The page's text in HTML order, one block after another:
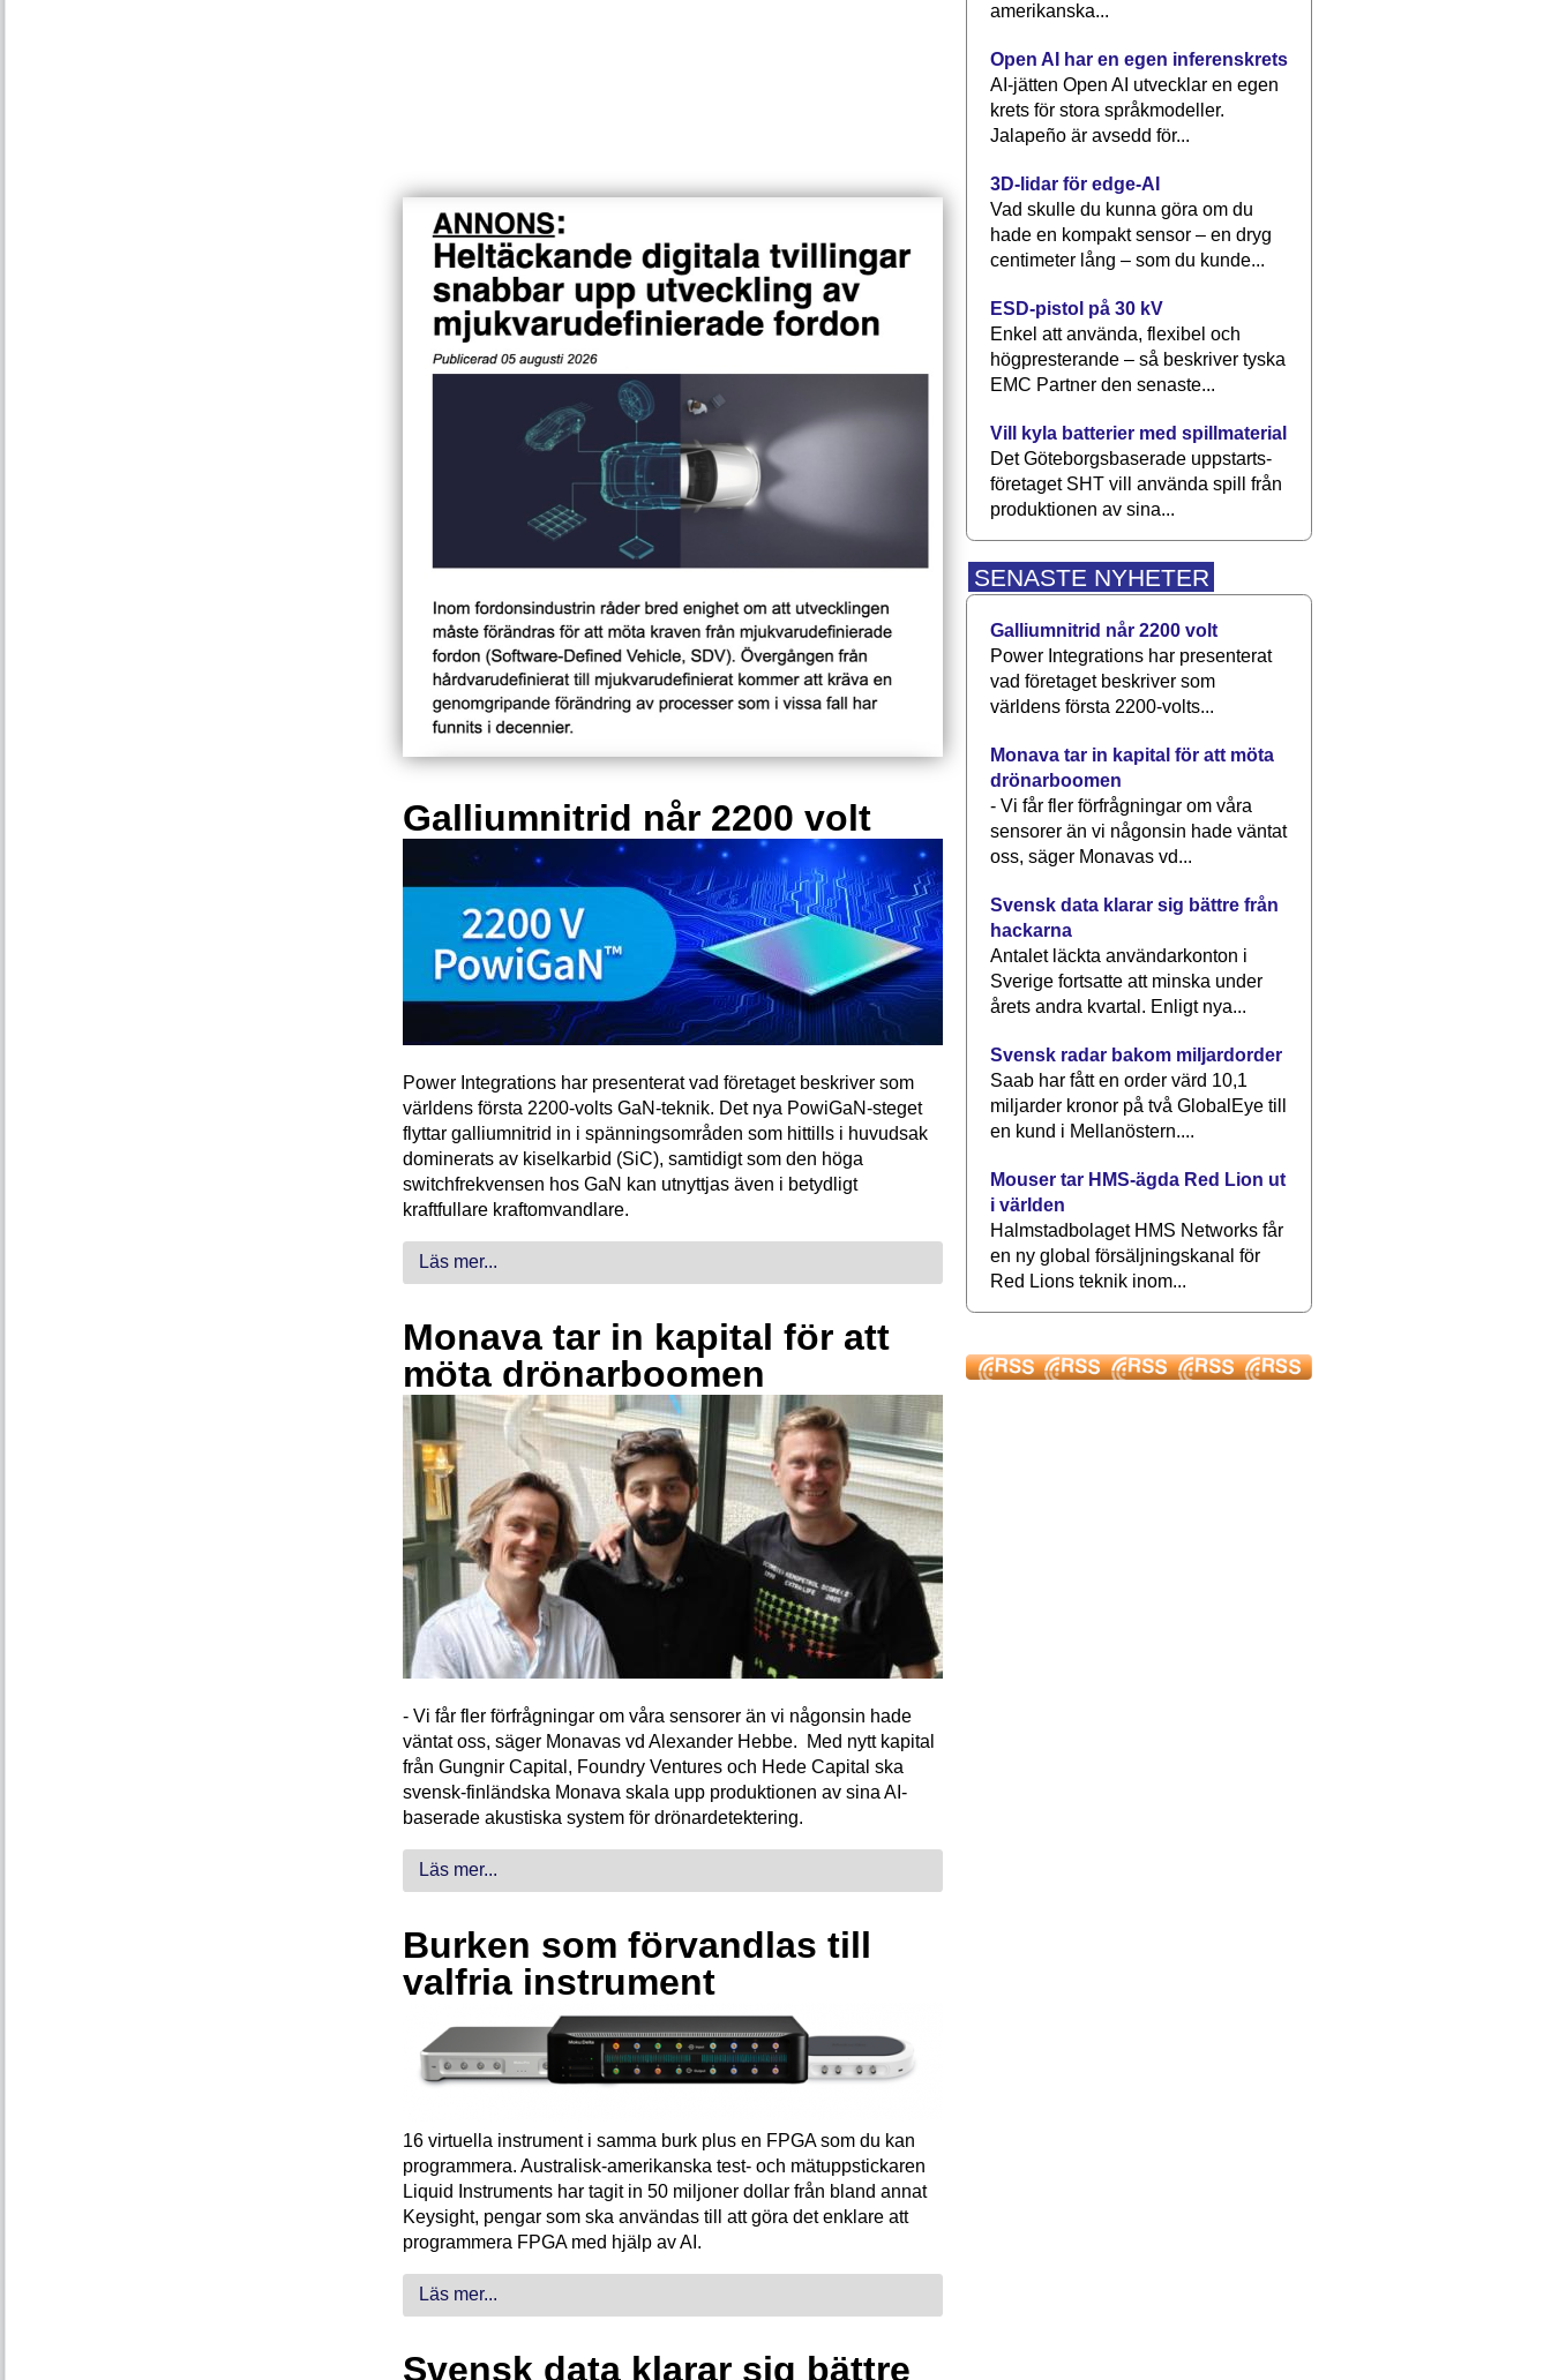
Galliumnitrid når 2200 volt
Power Integrations har presenterat vad företaget beskriver som
världens första 2200-volts GaN-teknik. Det nya PowiGaN-steget
flyttar galliumnitrid in i spänningsområden som hittills i huvudsak
dominerats av kiselkarbid (SiC), samtidigt som den höga
switchfrekvensen hos GaN kan utnyttjas även i betydligt
kraftfullare kraftomvandlare.
Läs mer...
Monava tar in kapital för att
möta drönarboomen
- Vi får fler förfrågningar om våra sensorer än vi någonsin hade
väntat oss, säger Monavas vd Alexander Hebbe. Med nytt kapital
från Gungnir Capital, Foundry Ventures och Hede Capital ska
svensk-finländska Monava skala upp produktionen av sina AI-
baserade akustiska system för drönardetektering.
Läs mer...
Burken som förvandlas till
valfria instrument
16 virtuella instrument i samma burk plus en FPGA som du kan
programmera. Australisk-amerikanska test- och mätuppstickaren
Liquid Instruments har tagit in 50 miljoner dollar från bland annat
Keysight, pengar som ska användas till att göra det enklare att
programmera FPGA med hjälp av AI.
Läs mer...
Svensk data klarar sig bättre
amerikanska...
Open AI har en egen inferenskrets
AI-jätten Open AI utvecklar en egen
krets för stora språkmodeller.
Jalapeño är avsedd för...
3D-lidar för edge-AI
Vad skulle du kunna göra om du
hade en kompakt sensor – en dryg
centimeter lång – som du kunde...
ESD-pistol på 30 kV
Enkel att använda, flexibel och
högpresterande – så beskriver tyska
EMC Partner den senaste...
Vill kyla batterier med spillmaterial
Det Göteborgsbaserade upp­starts­
företaget SHT vill använda spill från
produktionen av sina...
SENASTE NYHETER
Galliumnitrid når 2200 volt
Power Integrations har presenterat
vad företaget beskriver som
världens första 2200-volts...
Monava tar in kapital för att möta
drönarboomen
- Vi får fler förfrågningar om våra
sensorer än vi någonsin hade väntat
oss, säger Monavas vd...
Svensk data klarar sig bättre från
hackarna
Antalet läckta användarkonton i
Sverige fortsatte att minska under
årets andra kvartal. Enligt nya...
Svensk radar bakom miljardorder
Saab har fått en order värd 10,1
miljarder kronor på två GlobalEye till
en kund i Mellanöstern....
Mouser tar HMS-ägda Red Lion ut
i världen
Halmstadbolaget HMS Networks får
en ny global försäljningskanal för
Red Lions teknik inom...